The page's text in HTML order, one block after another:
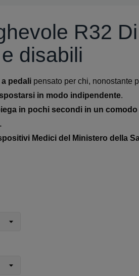
R32
disabili
pedali pensato per chi, nonostante
in modo indipendente.
in pochi secondi in un
Medici del Ministero della